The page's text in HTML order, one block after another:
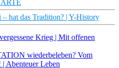
ARTE
– hat das Tradition? | Y-History
Krieg | Mit offenen
wiederbeleben? Vom
Abenteuer Leben